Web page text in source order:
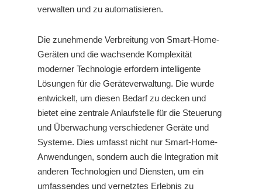
verwalten und zu automatisieren.
Die zunehmende Verbreitung von Smart-Home-
Geräten und die wachsende Komplexität
moderner Technologie erfordern intelligente
Lösungen für die Geräteverwaltung. Die wurde
entwickelt, um diesen Bedarf zu decken und
bietet eine zentrale Anlaufstelle für die Steuerung
und Überwachung verschiedener Geräte und
Systeme. Dies umfasst nicht nur Smart-Home-
Anwendungen, sondern auch die Integration mit
anderen Technologien und Diensten, um ein
umfassendes und vernetztes Erlebnis zu